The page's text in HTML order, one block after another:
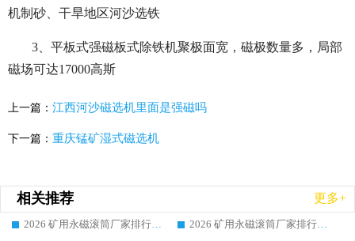
机制砂、干旱地区河沙选铁
3、平板式强磁板式除铁机聚极面宽，磁极数量多，局部
磁场可达17000高斯
上一篇： 江西河沙磁选机里面是强磁吗
下一篇： 重庆锰矿湿式磁选机
相关推荐 更多+
2026 矿用永磁滚筒厂家排行榜选购干货指南 行业口碑标杆华体会手机网页版-华体会(中国) 实力出众
2026 矿用永磁滚筒厂家排行榜选购指南，行业口碑领域强者华体会手机网页版-华体会(中国)